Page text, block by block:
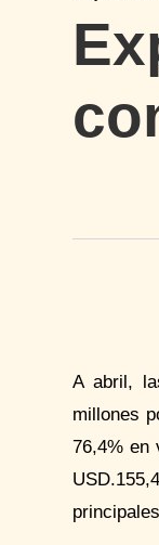
A abril,
millones
76,4% en